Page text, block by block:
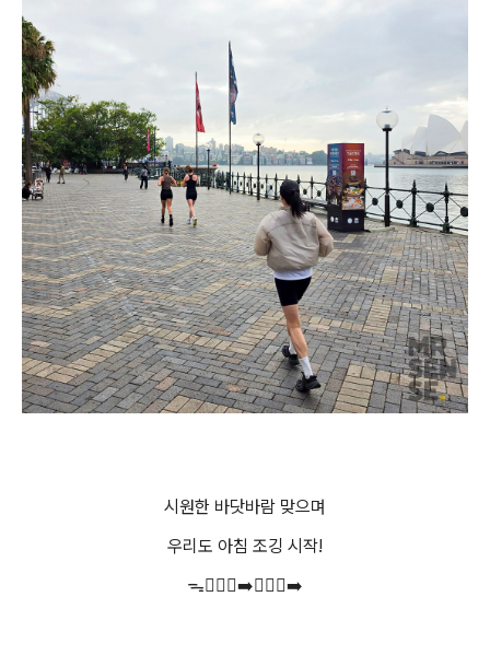
시원한 바닷바람 맞으며
우리도 아침 조깅 시작!
ᯓ🏃🏻‍♀️‍➡️🏃🏻‍♂️‍➡️